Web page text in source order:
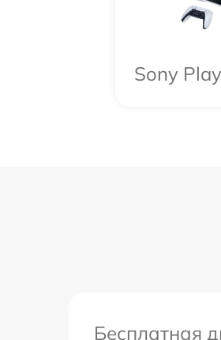
Sony
Бесплатная